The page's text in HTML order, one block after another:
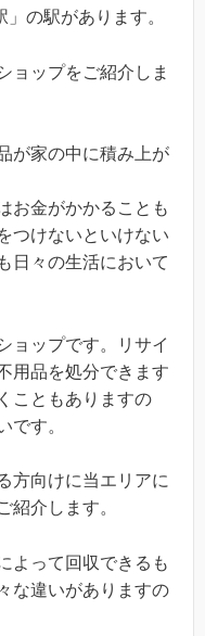
の駅があります。
ョップをご紹介しま
が家の中に積み上が
お金がかかることも
つけないといけない
日々の生活において
ョップです。リサイ
用品を処分できます
こともありますの
です。
方向けに当エリアに
紹介します。
よって回収できるも
な違いがありますの